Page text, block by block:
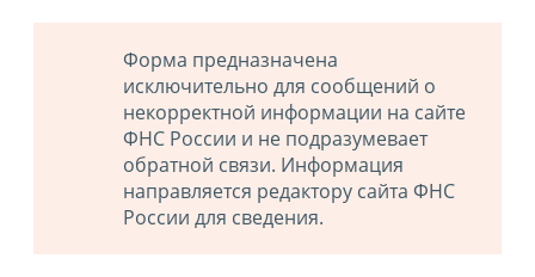
Форма предназначена
исключительно для сообщений о
некорректной информации на сайте
ФНС России и не подразумевает
обратной связи. Информация
направляется редактору сайта ФНС
России для сведения.